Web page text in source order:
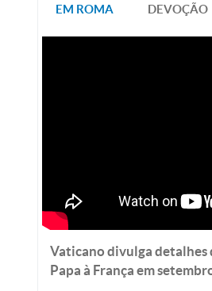
EM ROMA DEVOÇÃO
Vaticano divulga detalhes
Papa à França em